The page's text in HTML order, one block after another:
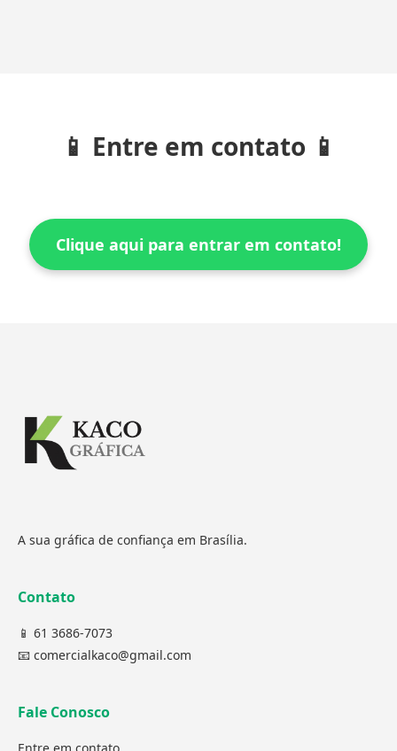
📱 Entre em contato 📱
Clique aqui para entrar em contato!
A sua gráfica de confiança em Brasília.
Contato
📱 61 3686-7073
📧 comercialkaco@gmail.com
Fale Conosco